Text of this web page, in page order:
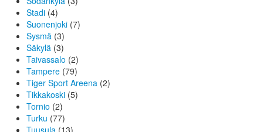
Stadi (4)
Suonenjoki (7)
Sysmä (3)
Säkylä (3)
Taivassalo (2)
Tampere (79)
Tiger Sport Areena (2)
Tikkakoski (5)
Tornio (2)
Turku (77)